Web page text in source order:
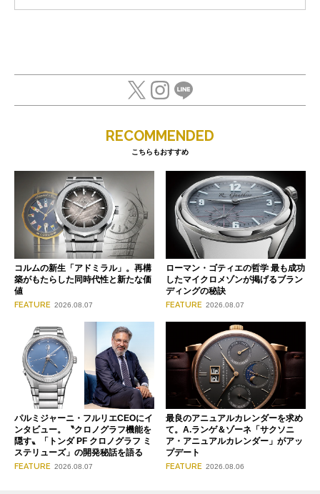
RECOMMENDED
こちらもおすすめ
コルムの新生「アドミラル」。再構
築がもたらした同時代性と新たな価
値
FEATURE 2026.08.07
ローマン・ゴティエの哲学 最も成功
したマイクロメゾンが掲げるブラン
ディングの秘訣
FEATURE 2026.08.07
パルミジャーニ・フルリエCEOにイ
ンタビュー。〝クロノグラフ機能を
隠す〟「トンダ PF クロノグラフ ミ
ステリューズ」の開発秘話を語る
FEATURE 2026.08.07
最良のアニュアルカレンダーを求め
て。A.ランゲ＆ゾーネ「サクソニ
ア・アニュアルカレンダー」がアッ
プデート
FEATURE 2026.08.06